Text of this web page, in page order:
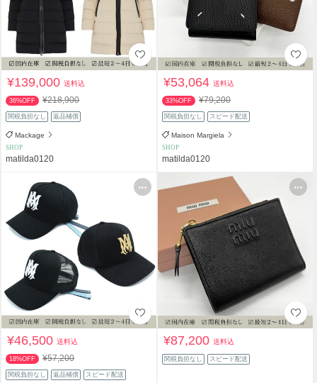
¥139,000送料込
36%OFF ¥218,900
関税負担なし 返品補償
Mackage
SHOP
matilda0120
¥53,064送料込
33%OFF ¥79,200
関税負担なし スピード配送
Maison Margiela
SHOP
matilda0120
¥46,500送料込
18%OFF ¥57,200
関税負担なし 返品補償 スピード配送
¥87,200送料込
関税負担なし スピード配送